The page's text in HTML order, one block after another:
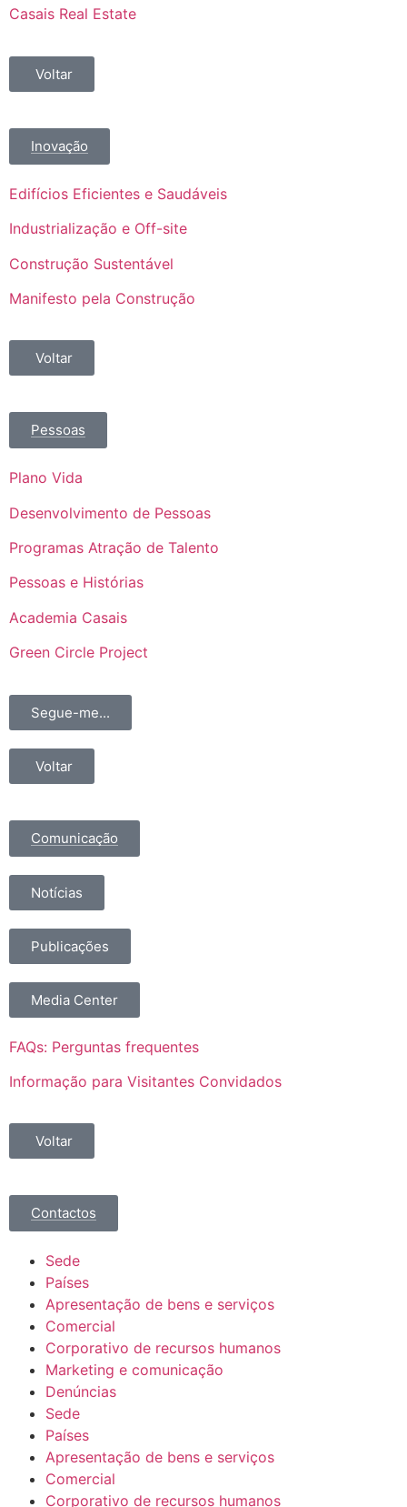
Casais Real Estate
Voltar
Inovação
Edifícios Eficientes e Saudáveis
Industrialização e Off-site
Construção Sustentável
Manifesto pela Construção
Voltar
Pessoas
Plano Vida
Desenvolvimento de Pessoas
Programas Atração de Talento
Pessoas e Histórias
Academia Casais
Green Circle Project
Segue-me...
Voltar
Comunicação
Notícias
Publicações
Media Center
FAQs: Perguntas frequentes
Informação para Visitantes Convidados
Voltar
Contactos
Sede
Países
Apresentação de bens e serviços
Comercial
Corporativo de recursos humanos
Marketing e comunicação
Denúncias
Sede
Países
Apresentação de bens e serviços
Comercial
Corporativo de recursos humanos